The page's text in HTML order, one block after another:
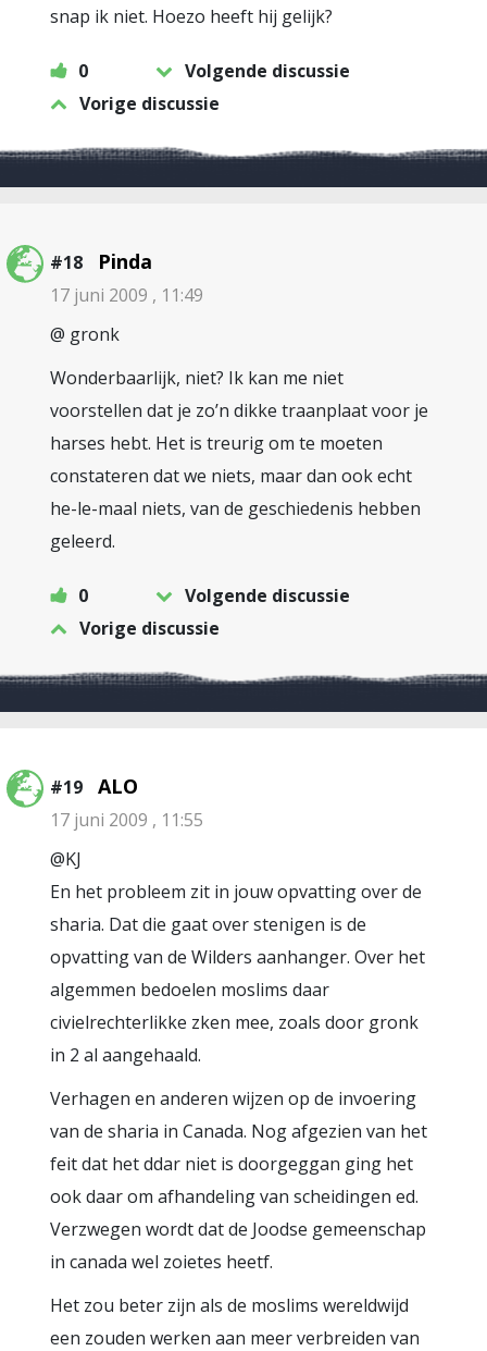
snap ik niet. Hoezo heeft hij gelijk?
0
Volgende discussie
Vorige discussie
#18 Pinda
17 juni 2009 , 11:49
@ gronk
Wonderbaarlijk, niet? Ik kan me niet
voorstellen dat je zo’n dikke traanplaat voor je
harses hebt. Het is treurig om te moeten
constateren dat we niets, maar dan ook echt
he-le-maal niets, van de geschiedenis hebben
geleerd.
0
Volgende discussie
Vorige discussie
#19 ALO
17 juni 2009 , 11:55
@KJ
En het probleem zit in jouw opvatting over de
sharia. Dat die gaat over stenigen is de
opvatting van de Wilders aanhanger. Over het
algemmen bedoelen moslims daar
civielrechterlikke zken mee, zoals door gronk
in 2 al aangehaald.
Verhagen en anderen wijzen op de invoering
van de sharia in Canada. Nog afgezien van het
feit dat het ddar niet is doorgeggan ging het
ook daar om afhandeling van scheidingen ed.
Verzwegen wordt dat de Joodse gemeenschap
in canada wel zoietes heetf.
Het zou beter zijn als de moslims wereldwijd
een zouden werken aan meer verbreiden van